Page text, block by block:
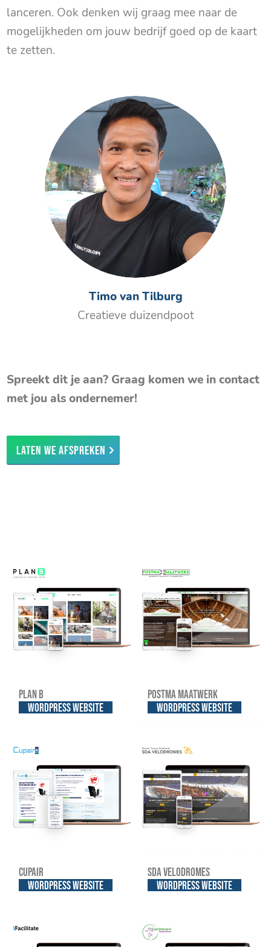
lanceren. Ook denken wij graag mee naar de
mogelijkheden om jouw bedrijf goed op de kaart
te zetten.
Timo van Tilburg
Creatieve duizendpoot
Spreekt dit je aan? Graag komen we in contact
met jou als ondernemer!
Laten we afspreken
Plan B
WordPress website
Postma Maatwerk
WordPress website
Cupair
WordPress website
SDA Velodromes
WordPress website